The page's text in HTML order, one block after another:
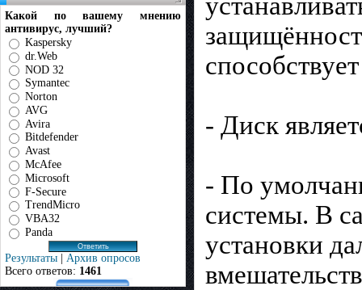
Какой по вашему мнению
антивирус, лучший?
Kaspersky
dr.Web
NOD 32
Symantec
Norton
AVG
Avira
Bitdefender
Avast
McAfee
Microsoft
F-Secure
TrendMicro
VBA32
Panda
Результаты | Архив опросов
Всего ответов: 1461
- Диск
- По
системы. В
установки